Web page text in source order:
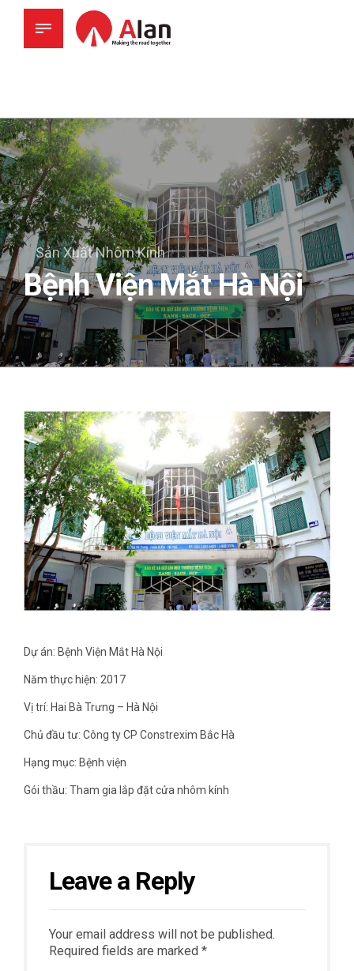
Sản Xuất Nhôm Kính
Bệnh Viện Mắt Hà Nội
Dự án: Bệnh Viện Mắt Hà Nội
Năm thực hiện: 2017
Vị trí: Hai Bà Trưng – Hà Nội
Chủ đầu tư: Công ty CP Constrexim Bắc Hà
Hạng mục: Bệnh viện
Gói thầu: Tham gia lắp đặt cửa nhôm kính
Leave a Reply
Your email address will not be published.
Required fields are marked *